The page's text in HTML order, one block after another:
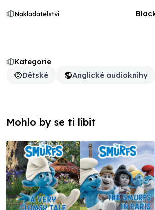
Kategorie
Dětské
Anglické audioknihy
Nakladatelství
Mohlo by se ti líbit